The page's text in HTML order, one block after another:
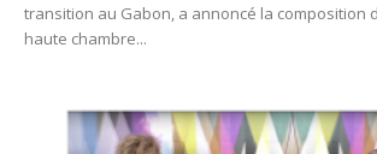
transition au Gabon, a annoncé la composition
haute chambre...